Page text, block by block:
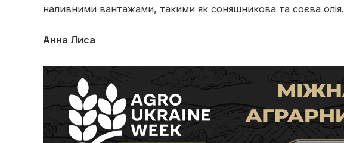
наливними вантажами, такими як соняшникова та соєва олія.
Анна Лиса